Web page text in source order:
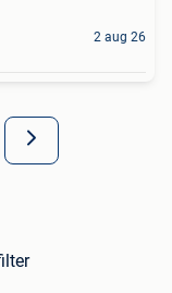
2 aug 26